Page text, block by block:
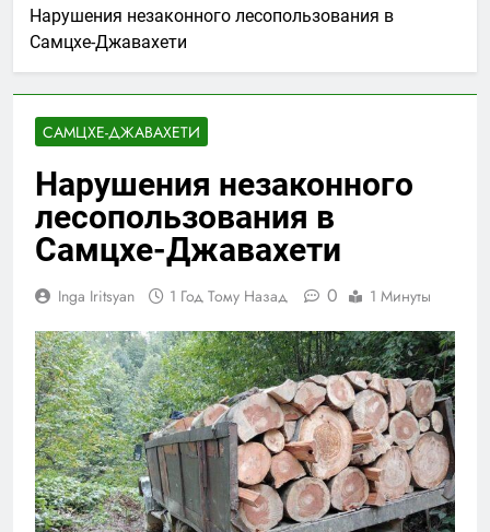
Нарушения незаконного лесопользования в
Самцхе-Джавахети
САМЦХЕ-ДЖАВАХЕТИ
Нарушения незаконного
лесопользования в
Самцхе-Джавахети
Inga Iritsyan 1 Год Тому Назад 0 1 Минуты